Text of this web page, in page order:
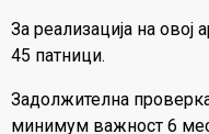
За реализација на
45 патници.
Задолжителна
минимум важност 6